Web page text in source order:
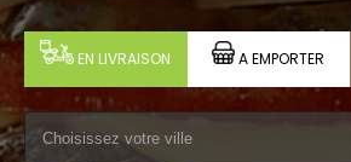
NOTRE RESTAURANT
VOS AVIS
MENTIONS LÉGALES
EN LIVRAISON A EMPORTER